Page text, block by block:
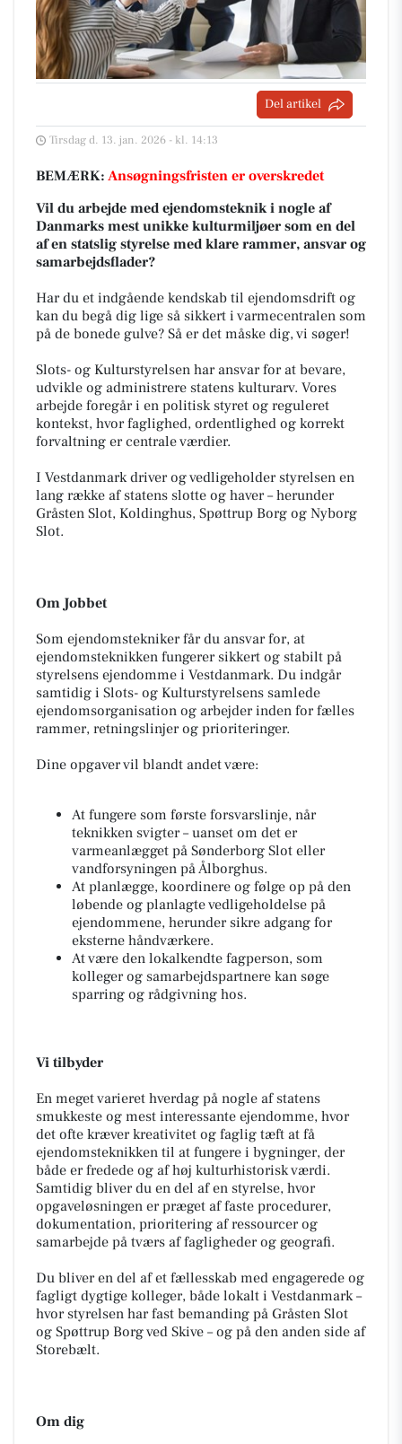
Del artikel
Tirsdag d. 13. jan. 2026 - kl. 14:13
BEMÆRK: Ansøgningsfristen er overskredet
Vil du arbejde med ejendomsteknik i nogle af
Danmarks mest unikke kulturmiljøer som en del
af en statslig styrelse med klare rammer, ansvar og
samarbejdsflader?
Har du et indgående kendskab til ejendomsdrift og
kan du begå dig lige så sikkert i varmecentralen som
på de bonede gulve? Så er det måske dig, vi søger!
Slots- og Kulturstyrelsen har ansvar for at bevare,
udvikle og administrere statens kulturarv. Vores
arbejde foregår i en politisk styret og reguleret
kontekst, hvor faglighed, ordentlighed og korrekt
forvaltning er centrale værdier.
I Vestdanmark driver og vedligeholder styrelsen en
lang række af statens slotte og haver – herunder
Gråsten Slot, Koldinghus, Spøttrup Borg og Nyborg
Slot.
Om Jobbet
Som ejendomstekniker får du ansvar for, at
ejendomsteknikken fungerer sikkert og stabilt på
styrelsens ejendomme i Vestdanmark. Du indgår
samtidig i Slots- og Kulturstyrelsens samlede
ejendomsorganisation og arbejder inden for fælles
rammer, retningslinjer og prioriteringer.
Dine opgaver vil blandt andet være:
At fungere som første forsvarslinje, når
teknikken svigter – uanset om det er
varmeanlægget på Sønderborg Slot eller
vandforsyningen på Ålborghus.
At planlægge, koordinere og følge op på den
løbende og planlagte vedligeholdelse på
ejendommene, herunder sikre adgang for
eksterne håndværkere.
At være den lokalkendte fagperson, som
kolleger og samarbejdspartnere kan søge
sparring og rådgivning hos.
Vi tilbyder
En meget varieret hverdag på nogle af statens
smukkeste og mest interessante ejendomme, hvor
det ofte kræver kreativitet og faglig tæft at få
ejendomsteknikken til at fungere i bygninger, der
både er fredede og af høj kulturhistorisk værdi.
Samtidig bliver du en del af en styrelse, hvor
opgaveløsningen er præget af faste procedurer,
dokumentation, prioritering af ressourcer og
samarbejde på tværs af fagligheder og geografi.
Du bliver en del af et fællesskab med engagerede og
fagligt dygtige kolleger, både lokalt i Vestdanmark –
hvor styrelsen har fast bemanding på Gråsten Slot
og Spøttrup Borg ved Skive – og på den anden side af
Storebælt.
Om dig